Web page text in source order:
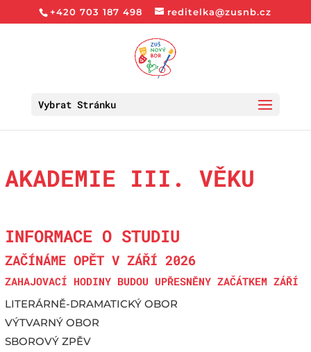
+420 703 187 498 reditelka@zusnb.cz
Vybrat Stránku
AKADEMIE III. VĚKU
INFORMACE O STUDIU
ZAČÍNÁME OPĚT V ZÁŘÍ 2026
ZAHAJOVACÍ HODINY BUDOU UPŘESNĚNY ZAČÁTKEM ZÁŘÍ
LITERÁRNĚ-DRAMATICKÝ OBOR
VÝTVARNÝ OBOR
SBOROVÝ ZPĚV